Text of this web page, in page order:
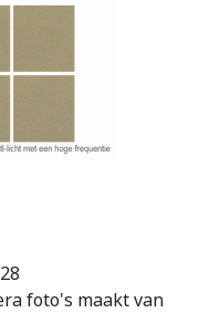
foto's maakt van